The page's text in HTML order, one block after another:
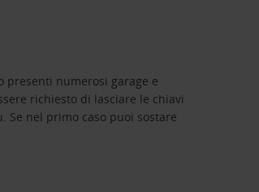
presenti numerosi garage e
richiesto di lasciare le chiavi
Se nel primo caso puoi sostare